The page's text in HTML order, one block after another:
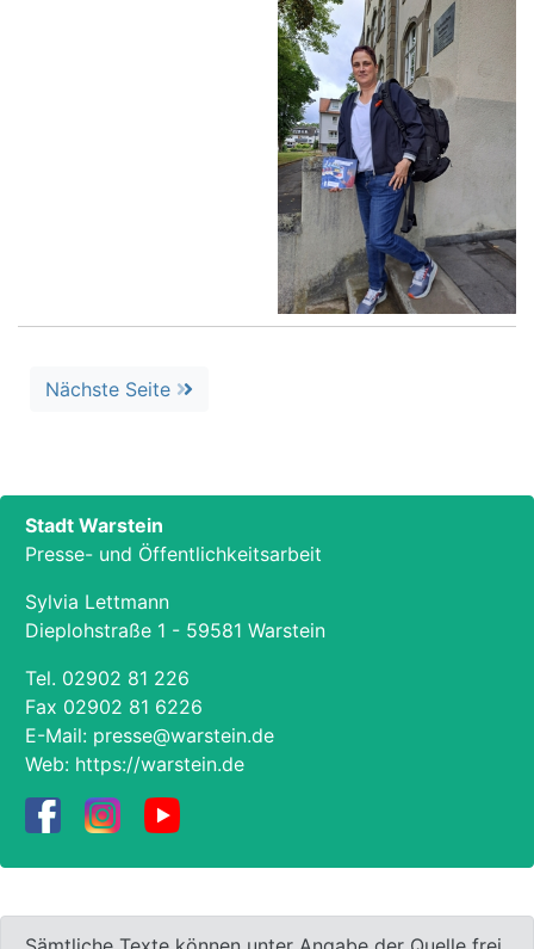
Nächste Seite
Stadt Warstein
Presse- und Öffentlichkeitsarbeit
Sylvia Lettmann
Dieplohstraße 1 - 59581 Warstein
Tel. 02902 81 226
Fax 02902 81 6226
E-Mail: presse@warstein.de
Web: https://warstein.de